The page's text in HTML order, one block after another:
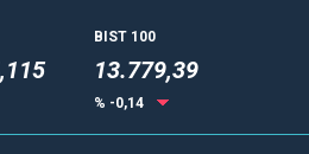
BIST 100
13.779,39
% -0,14